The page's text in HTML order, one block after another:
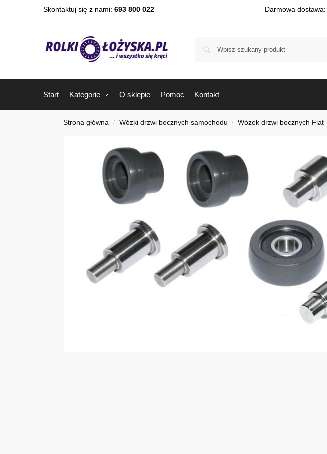
Skontaktuj się z nami: 693 800 022 Darmowa dostawa:
Start Kategorie O sklepie Pomoc Kontakt
Strona główna / Wózki drzwi bocznych samochodu / Wózek drzwi bocznych Fiat